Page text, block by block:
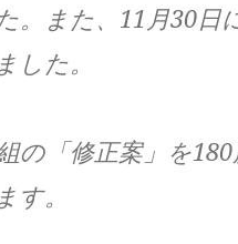
。また、11月30日
した。
の「修正案」を
。